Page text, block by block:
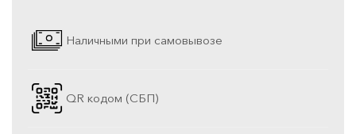
Наличными при самовывозе
QR кодом (СБП)